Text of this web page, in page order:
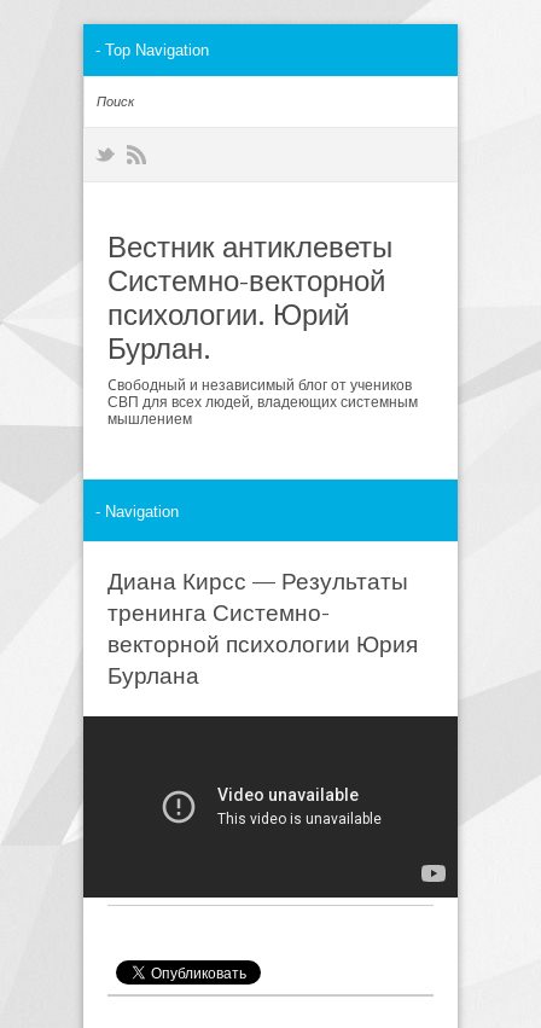
Вестник антиклеветы
Системно-векторной
психологии. Юрий
Бурлан.
Cвободный и независимый блог от учеников
СВП для всех людей, владеющих системным
мышлением
Диана Кирсс — Результаты
тренинга Системно-
векторной психологии Юрия
Бурлана